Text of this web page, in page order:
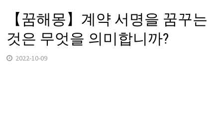
【꿈해몽】계약 서명을 꿈꾸는
것은 무엇을 의미합니까?
2022-10-09